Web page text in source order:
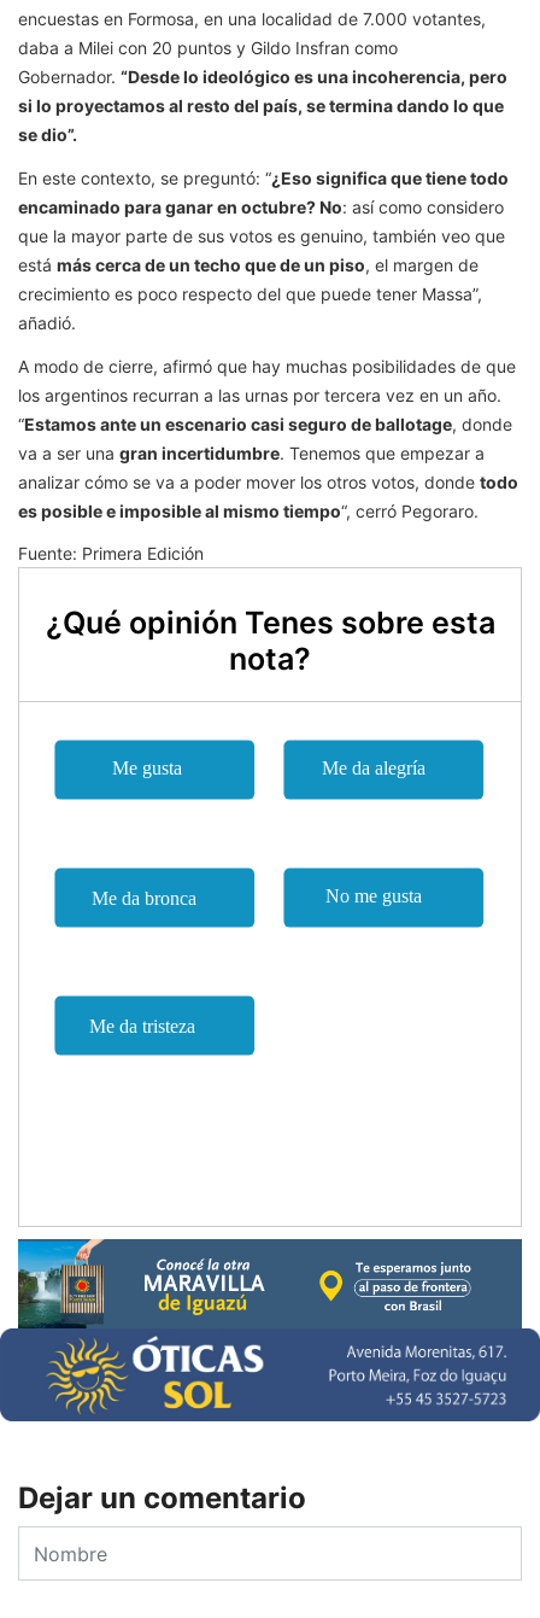
encuestas en Formosa, en una localidad de 7.000 votantes,
daba a Milei con 20 puntos y Gildo Insfran como
Gobernador. “Desde lo ideológico es una incoherencia, pero
si lo proyectamos al resto del país, se termina dando lo que
se dio”.
En este contexto, se preguntó: “¿Eso significa que tiene todo
encaminado para ganar en octubre? No: así como considero
que la mayor parte de sus votos es genuino, también veo que
está más cerca de un techo que de un piso, el margen de
crecimiento es poco respecto del que puede tener Massa”,
añadió.
A modo de cierre, afirmó que hay muchas posibilidades de que
los argentinos recurran a las urnas por tercera vez en un año.
“Estamos ante un escenario casi seguro de ballotage, donde
va a ser una gran incertidumbre. Tenemos que empezar a
analizar cómo se va a poder mover los otros votos, donde todo
es posible e imposible al mismo tiempo“, cerró Pegoraro.
Fuente: Primera Edición
¿Qué opinión Tenes sobre esta
nota?
Dejar un comentario